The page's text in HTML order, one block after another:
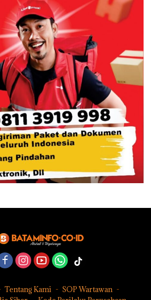
Tentang Kami
SOP Wartawan